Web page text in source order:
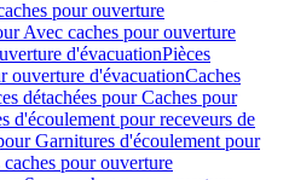
pour ouverture
Avec caches pour ouverture
d'évacuationPièces
ouverture d'évacuationCaches
détachées pour Caches pour
d'écoulement pour receveurs de
Garnitures d'écoulement pour
caches pour ouverture